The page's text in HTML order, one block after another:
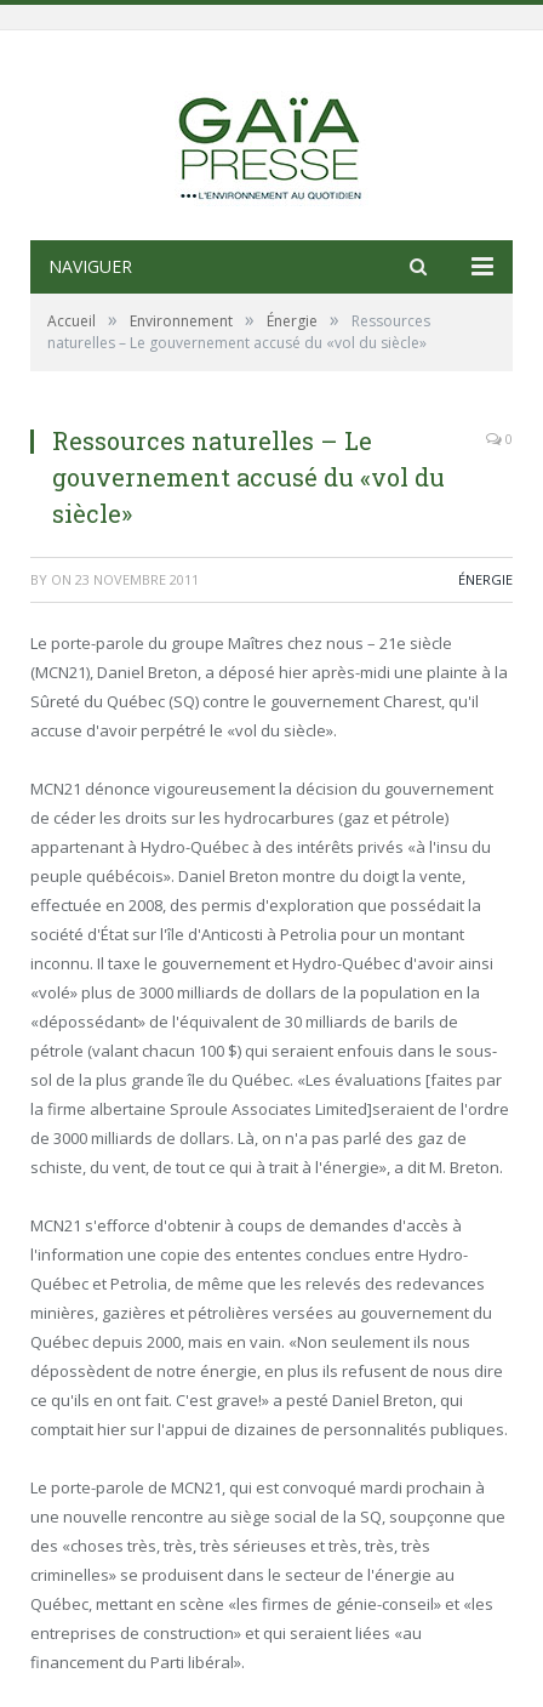
NAVIGUER
Accueil » Environnement » Énergie »
Ressources
naturelles – Le gouvernement accusé du «vol du siècle»
Ressources naturelles – Le
gouvernement accusé du «vol du
siècle»
0
BY ON 23 NOVEMBRE 2011 ÉNERGIE
Le porte-parole du groupe Maîtres chez nous – 21e siècle
(MCN21), Daniel Breton, a déposé hier après-midi une plainte à la
Sûreté du Québec (SQ) contre le gouvernement Charest, qu'il
accuse d'avoir perpétré le «vol du siècle».
MCN21 dénonce vigoureusement la décision du gouvernement
de céder les droits sur les hydrocarbures (gaz et pétrole)
appartenant à Hydro-Québec à des intérêts privés «à l'insu du
peuple québécois». Daniel Breton montre du doigt la vente,
effectuée en 2008, des permis d'exploration que possédait la
société d'État sur l'île d'Anticosti à Petrolia pour un montant
inconnu. Il taxe le gouvernement et Hydro-Québec d'avoir ainsi
«volé» plus de 3000 milliards de dollars de la population en la
«dépossédant» de l'équivalent de 30 milliards de barils de
pétrole (valant chacun 100 $) qui seraient enfouis dans le sous-
sol de la plus grande île du Québec. «Les évaluations [faites par
la firme albertaine Sproule Associates Limited]seraient de l'ordre
de 3000 milliards de dollars. Là, on n'a pas parlé des gaz de
schiste, du vent, de tout ce qui à trait à l'énergie», a dit M. Breton.
MCN21 s'efforce d'obtenir à coups de demandes d'accès à
l'information une copie des ententes conclues entre Hydro-
Québec et Petrolia, de même que les relevés des redevances
minières, gazières et pétrolières versées au gouvernement du
Québec depuis 2000, mais en vain. «Non seulement ils nous
dépossèdent de notre énergie, en plus ils refusent de nous dire
ce qu'ils en ont fait. C'est grave!» a pesté Daniel Breton, qui
comptait hier sur l'appui de dizaines de personnalités publiques.
Le porte-parole de MCN21, qui est convoqué mardi prochain à
une nouvelle rencontre au siège social de la SQ, soupçonne que
des «choses très, très, très sérieuses et très, très, très
criminelles» se produisent dans le secteur de l'énergie au
Québec, mettant en scène «les firmes de génie-conseil» et «les
entreprises de construction» et qui seraient liées «au
financement du Parti libéral».